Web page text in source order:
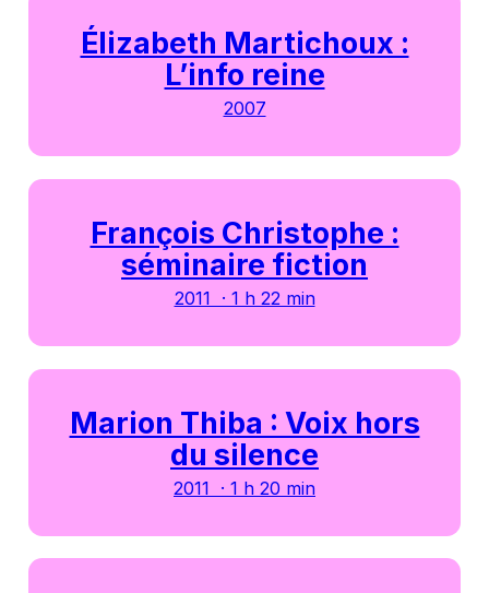
Élizabeth Martichoux :
L’info reine
2007
François Christophe :
séminaire fiction
2011 · 1 h 22 min
Marion Thiba : Voix hors
du silence
2011 · 1 h 20 min